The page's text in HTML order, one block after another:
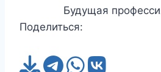
Будущая
Поделиться: